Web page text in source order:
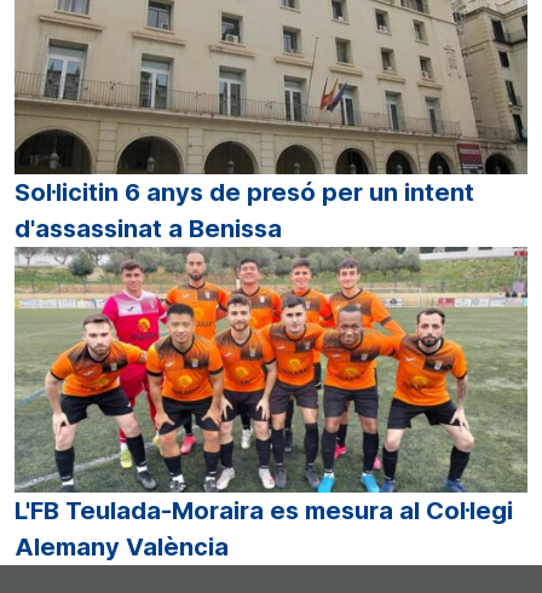
Sol·licitin 6 anys de presó per un intent
d'assassinat a Benissa
L'FB Teulada-Moraira es mesura al Col·legi
Alemany València